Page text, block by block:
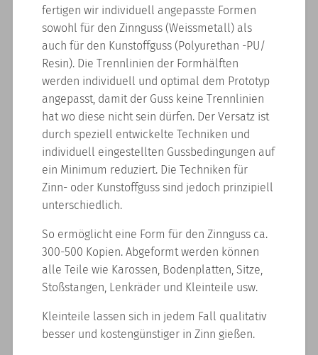
fertigen wir individuell angepasste Formen
sowohl für den Zinnguss (Weissmetall) als
auch für den Kunstoffguss (Polyurethan -PU/
Resin). Die Trennlinien der Formhälften
werden individuell und optimal dem Prototyp
angepasst, damit der Guss keine Trennlinien
hat wo diese nicht sein dürfen. Der Versatz ist
durch speziell entwickelte Techniken und
individuell eingestellten Gussbedingungen auf
ein Minimum reduziert. Die Techniken für
Zinn- oder Kunstoffguss sind jedoch prinzipiell
unterschiedlich.
So ermöglicht eine Form für den Zinnguss ca.
300-500 Kopien. Abgeformt werden können
alle Teile wie Karossen, Bodenplatten, Sitze,
Stoßstangen, Lenkräder und Kleinteile usw.
Kleinteile lassen sich in jedem Fall qualitativ
besser und kostengünstiger in Zinn gießen.